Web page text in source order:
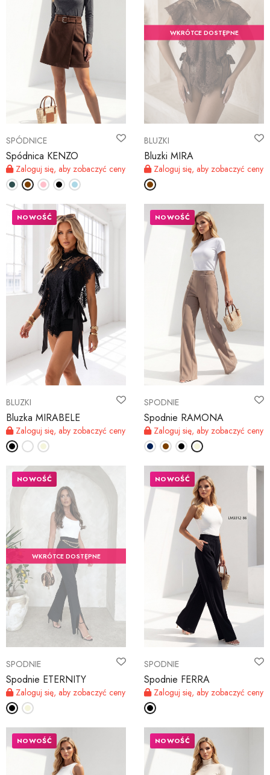
SPÓDNICE
Spódnica KENZO
Zaloguj się, aby zobaczyć ceny
WKRÓTCE DOSTĘPNE
BLUZKI
Bluzki MIRA
Zaloguj się, aby zobaczyć ceny
BLUZKI
Bluzka MIRABELE
Zaloguj się, aby zobaczyć ceny
NOWOŚĆ
SPODNIE
Spodnie RAMONA
Zaloguj się, aby zobaczyć ceny
NOWOŚĆ
WKRÓTCE DOSTĘPNE
SPODNIE
Spodnie ETERNITY
Zaloguj się, aby zobaczyć ceny
NOWOŚĆ
SPODNIE
Spodnie FERRA
Zaloguj się, aby zobaczyć ceny
NOWOŚĆ
NOWOŚĆ NOWOŚĆ